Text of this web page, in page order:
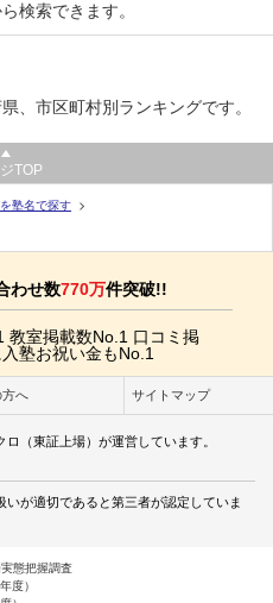
検索できます。
、市区町村別ランキングです。
TOP
塾名で探す
わせ数770万件突破!!
方へ サイトマップ
ロ（東証上場）が運営しています。
いが適切であると第三者が認定していま
態把握調査
度）